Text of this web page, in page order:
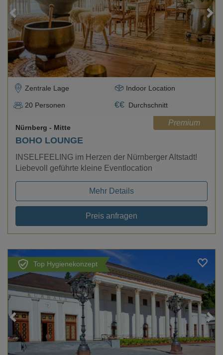
Loading...
Zentrale Lage Indoor Location
20 Personen €€ Durchschnitt
Premium
BOHO LOUNGE
Nürnberg - Mitte
INSELFEELING im Herzen der Nürnberger Altstadt!
Liebevoll geführte kleine Eventlocation
Mehr Details
Preis anfragen
Top Hygienekonzept
Loading...